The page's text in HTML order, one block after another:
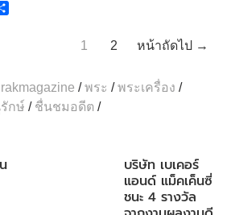
1 2 หน้าถัดไป →
/พระ /พระเครื่อง /
กษ์ / ชื่นชมอดีต /
บริษัท เบเคอร์
แอนด์ แม็คเค็นซี่
ชนะ 4 รางวัล